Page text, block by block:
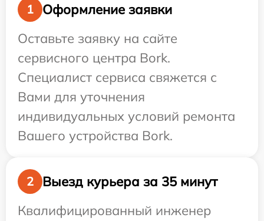
1
Оформление заявки
Оставьте заявку на сайте
сервисного центра Bork.
Специалист сервиса свяжется с
Вами для уточнения
индивидуальных условий ремонта
Вашего устройства Bork.
2
Выезд курьера за 35 минут
Квалифицированный инженер